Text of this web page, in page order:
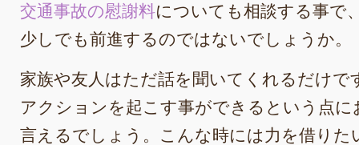
交通事故の慰謝料についても相談する事で
少しでも前進するのではないでしょうか。
家族や友人はただ話を聞いてくれるだけで
アクションを起こす事ができるという点
言えるでしょう。こんな時には力を借りた